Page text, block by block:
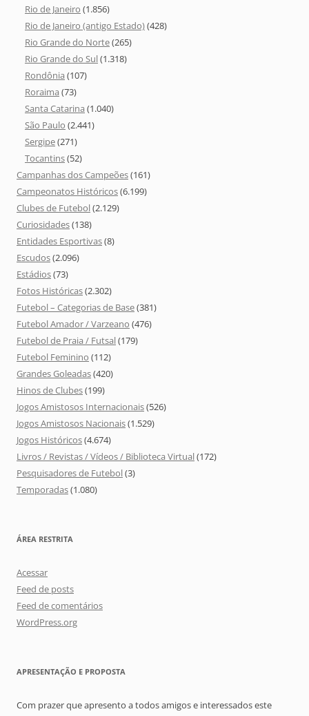
Rio de Janeiro (1.856)
Rio de Janeiro (antigo Estado)(428)
Rio Grande do Norte(265)
Rio Grande do Sul(1.318)
Rondônia (107)
Roraima (73)
Santa Catarina (1.040)
São Paulo (2.441)
Sergipe(271)
Tocantins(52)
Campanhas dos Campeões(161)
Campeonatos Históricos(6.199)
Clubes de Futebol(2.129)
Curiosidades(138)
Entidades Esportivas(8)
Escudos(2.096)
Estádios(73)
Fotos Históricas(2.302)
Futebol – Categorias de Base(381)
Futebol Amador / Varzeano (476)
Futebol de Praia / Futsal(179)
Futebol Feminino (112)
Grandes Goleadas(420)
Hinos de Clubes(199)
Jogos Amistosos Internacionais(526)
Jogos Amistosos Nacionais(1.529)
Jogos Históricos(4.674)
Livros / Revistas / Vídeos / Biblioteca Virtual(172)
Pesquisadores de Futebol(3)
Temporadas(1.080)
ÁREA RESTRITA
Acessar
Feed de posts
Feed de comentários
WordPress.org
APRESENTAÇÃO E PROPOSTA
Com prazer que apresento a todos amigos e interessados este